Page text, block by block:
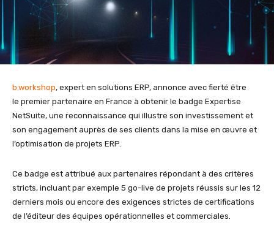
b.workshop, expert en solutions ERP, annonce avec fierté être
le premier partenaire en France à obtenir le badge Expertise
NetSuite, une reconnaissance qui illustre son investissement et
son engagement auprès de ses clients dans la mise en œuvre et
l’optimisation de projets ERP.
Ce badge est attribué aux partenaires répondant à des critères
stricts, incluant par exemple 5 go-live de projets réussis sur les 12
derniers mois ou encore des exigences strictes de certifications
de l’éditeur des équipes opérationnelles et commerciales.